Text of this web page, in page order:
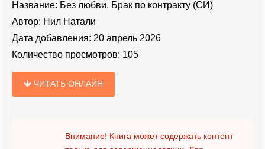
Название: Без любви. Брак по контракту (СИ)
Автор: Нил Натали
Дата добавления: 20 апрель 2026
Количество просмотров: 105
ЧИТАТЬ ОНЛАЙН
Внимание! Книга может содержать контент